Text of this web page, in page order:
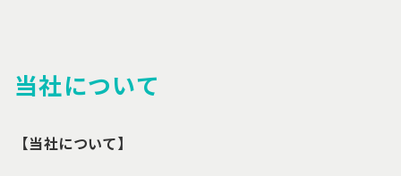
当社について
【当社について】